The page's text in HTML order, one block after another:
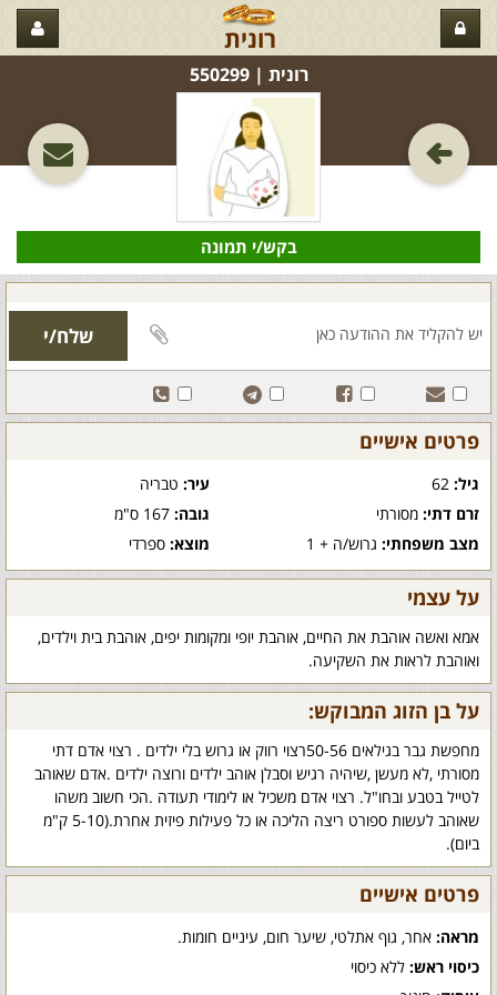
רונית
רונית‏ | 550299
בקש/י תמונה
פרטים אישיים
גיל: עיר:טבריה
זרם דתי: מסורתי גובה:167 ס"מ
מצב משפחתי: גרוש/ה + 1 מוצא:ספרדי
על עצמי
אמא ואשה אוהבת את החיים, אוהבת יופי ומקומות יפים, אוהבת בית וילדים,
ואוהבת לראות את השקיעה.
על בן הזוג המבוקש:
מחפשת גבר בגילאים 50-56רצוי רווק או גרוש בלי ילדים . רצוי אדם דתי
מסורתי ,לא מעשן ,שיהיה רגיש וסבלן אוהב ילדים ורוצה ילדים .אדם שאוהב
לטייל בטבע ובחו"ל. רצוי אדם משכיל או לימודי תעודה .הכי חשוב משהו
שאוהב לעשות ספורט ריצה הליכה או כל פעילות פיזית אחרת.(5-10 ק"מ
ביום).
פרטים אישיים
מראה: אחר, גוף אתלטי, שיער חום, עיניים חומות.
כיסוי ראש: ללא כיסוי